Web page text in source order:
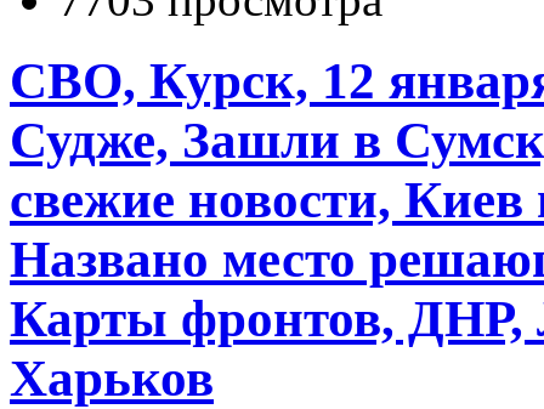
СВО, Курск, 12
Судже, Зашли в
свежие новости,
Названо место
Карты фронтов,
Харьков